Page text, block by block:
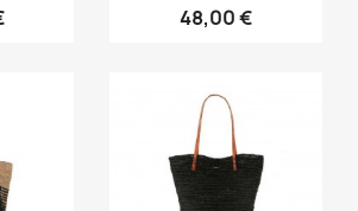
48,00 €